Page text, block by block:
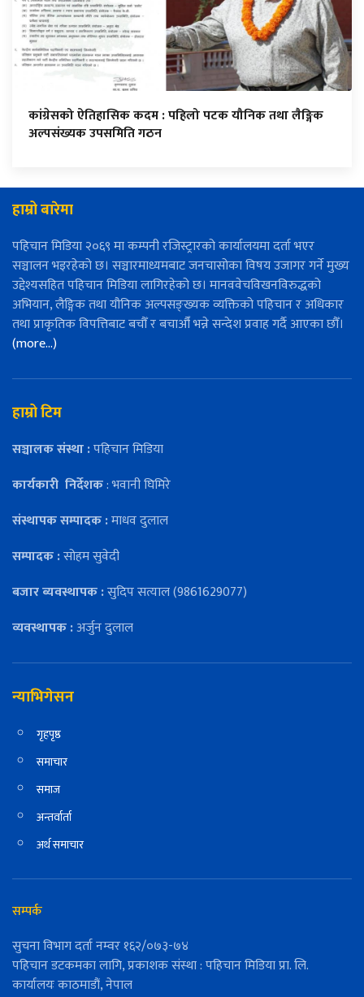
कांग्रेसको ऐतिहासिक कदम : पहिलो पटक यौनिक तथा लैङ्गिक
अल्पसंख्यक उपसमिति गठन
हाम्रो बारेमा
पहिचान मिडिया २०६९ मा कम्पनी रजिस्ट्रारको कार्यालयमा दर्ता भएर
सञ्चालन भइरहेको छ। सञ्चारमाध्यमबाट जनचासोका विषय उजागर गर्ने मुख्य
उद्देश्यसहित पहिचान मिडिया लागिरहेको छ। मानववेचविखनविरुद्धको
अभियान, लैङ्गिक तथा यौनिक अल्पसङ्ख्यक व्यक्तिको पहिचान र अधिकार
तथा प्राकृतिक विपत्तिबाट बचौँ र बचाऔँ भन्ने सन्देश प्रवाह गर्दै आएका छौँ।
(more…)
हाम्रो टिम
सञ्चालक संस्था :पहिचान मिडिया
कार्यकारी निर्देशक: भवानी घिमिरे
संस्थापक सम्पादक :माधव दुलाल
सम्पादक :सोहम सुवेदी
बजार ब्यवस्थापक :सुदिप सत्याल (9861629077)
व्यवस्थापक :अर्जुन दुलाल
न्याभिगेसन
गृहपृष्ठ
समाचार
समाज
अन्तर्वार्ता
अर्थ समाचार
सम्पर्क
सुचना विभाग दर्ता नम्वर १६२/०७३-७४
पहिचान डटकमका लागि, प्रकाशक संस्था : पहिचान मिडिया प्रा. लि.
कार्यालयः काठमाडौं, नेपाल